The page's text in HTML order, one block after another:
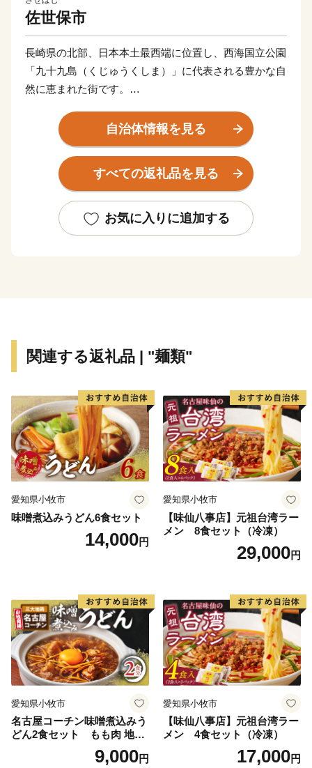
佐世保市
長崎県の北部、日本本土最西端に位置し、西海国立公園
「九十九島（くじゅうくしま）」に代表される豊かな自
然に恵まれた街です。
なります。約1万5千年前の石器が出土し、1万2千年前
の層からは、世界最古の土器「豆粒文土器(とうりゅう
もんどき)」が出土しました。
明治初期までは、人口約4000人の半農半漁の一寒村で
公布されると急速に発展し、明治35年に「佐世保村」か
ら一挙に「佐世保市」となりました。
す。
【面 積】426.06k㎡
【人 口】239,971人（令和4年1月1日現在 推計人口）
【世帯数】104,477世帯
【市の木】ハナミズキ
【市の花】カノコユリ
波佐見町、平戸市、松浦市）、佐賀県（伊万里市、有田
町）
電話 050-1707-9329
E-mail: info@furusato-sasebo.jp
自治体情報を見る
すべての返礼品を見る
お気に入りに追加する
関連する返礼品 | "麺類"
愛知県小牧市
味噌煮込みうどん6食セット
14,000円
愛知県小牧市
【味仙八事店】元祖台湾ラー
メン 8食セット（冷凍）
29,000円
愛知県小牧市
名古屋コーチン味噌煮込みう
どん2食セット もも肉 地鶏
9,000円
愛知県小牧市
【味仙八事店】元祖台湾ラー
メン 4食セット（冷凍）
17,000円